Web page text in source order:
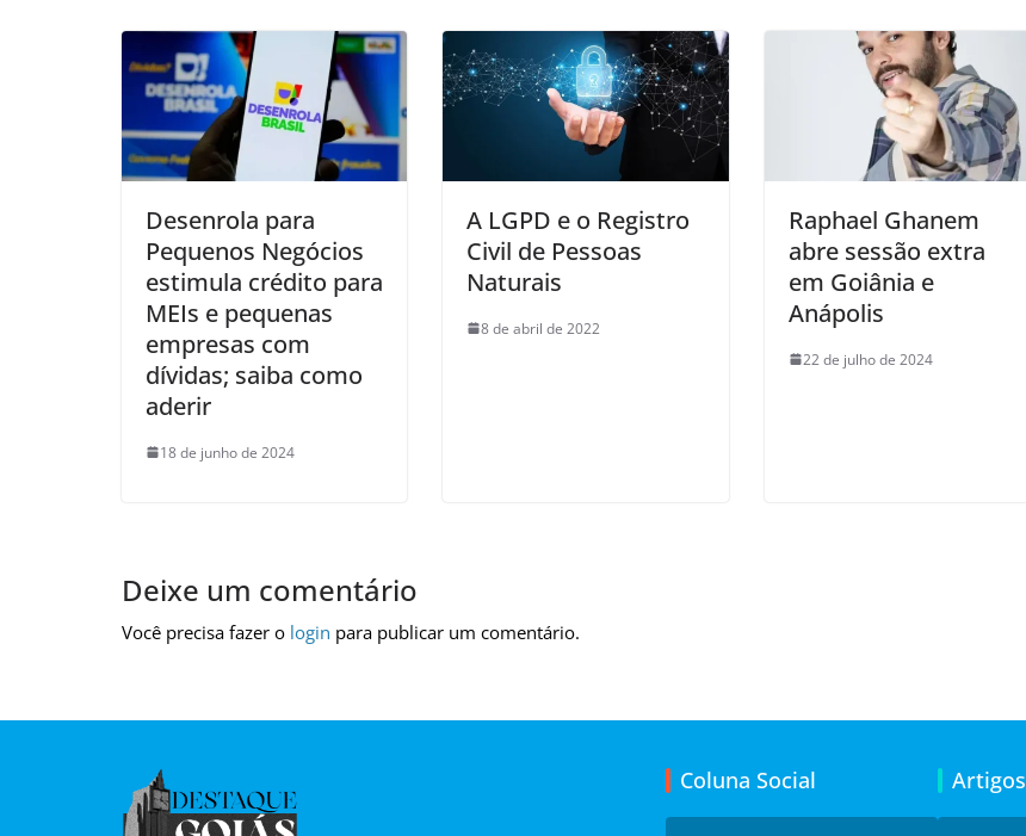
Desenrola para
Pequenos Negócios
estimula crédito para
MEIs e pequenas
empresas com
dívidas; saiba como
aderir
18 de junho de 2024
A LGPD e o Registro
Civil de Pessoas
Naturais
8 de abril de 2022
Raphael Ghanem
abre sessão extra
em Goiânia e
Anápolis
22 de julho de 2024
Deixe um comentário
Você precisa fazer o login para publicar um comentário.
Coluna Social Artigos